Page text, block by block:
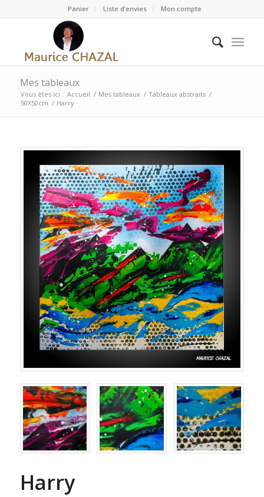
Panier Liste d’envies Mon compte
Mes tableaux
Vous êtes ici : Accueil / Mes tableaux / Tableaux abstraits /
50X50cm / Harry
Harry